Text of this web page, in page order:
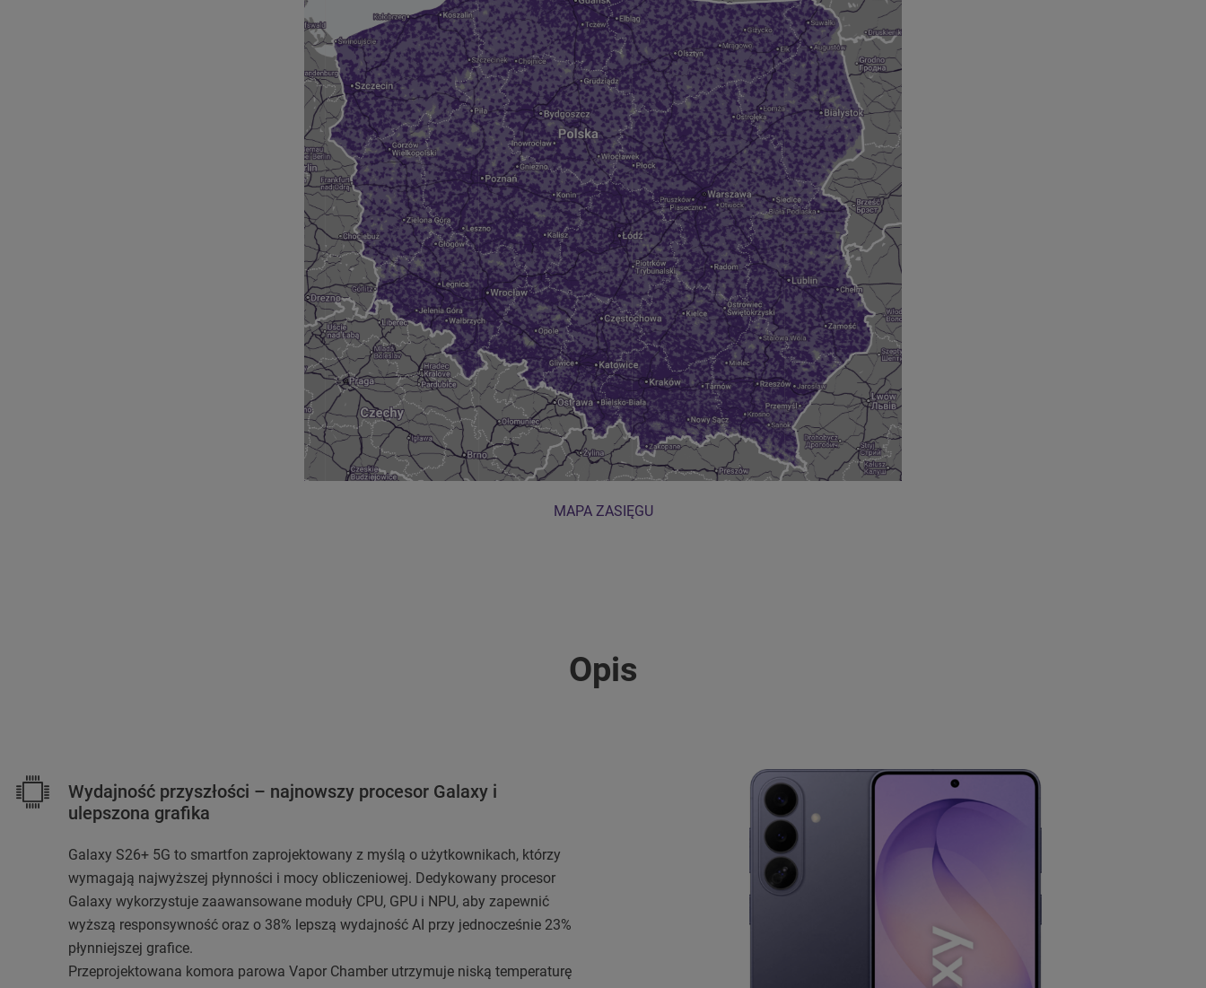
MAPA ZASIĘGU
Opis
Wydajność przyszłości – najnowszy procesor Galaxy i
ulepszona grafika
Galaxy S26+ 5G to smartfon zaprojektowany z myślą o użytkownikach, którzy
wymagają najwyższej płynności i mocy obliczeniowej. Dedykowany procesor
Galaxy wykorzystuje zaawansowane moduły CPU, GPU i NPU, aby zapewnić
wyższą responsywność oraz o 38% lepszą wydajność AI przy jednocześnie 23%
płynniejszej grafice.
Przeprojektowana komora parowa Vapor Chamber utrzymuje niską temperaturę